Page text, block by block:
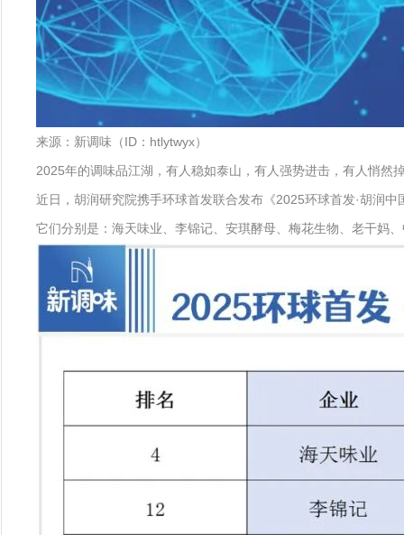
来源：新调味（ID：htlytwyx）
2025年的调味品江湖，有人稳如泰山，有人强势进击，有人悄然
近日，胡润研究院携手环球首发联合发布《2025环球首发·胡润
它们分别是：海天味业、李锦记、安琪酵母、梅花生物、老干妈